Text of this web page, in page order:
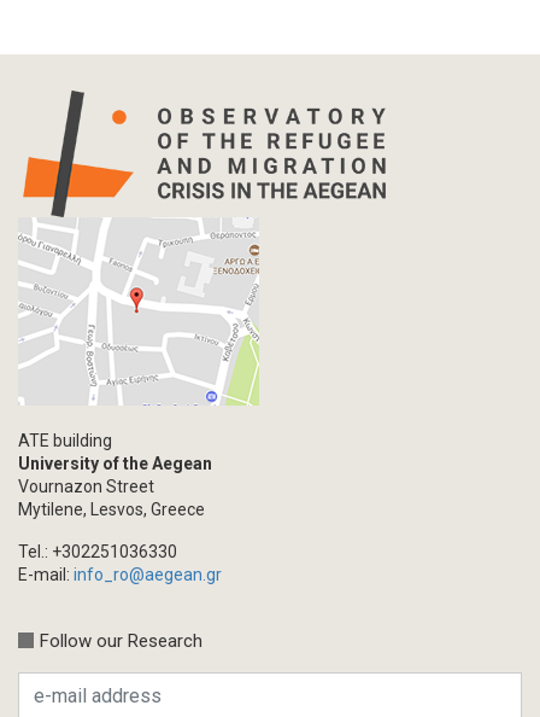
ATE building
University of the Aegean
Vournazon Street
Mytilene, Lesvos, Greece
Tel.: +302251036330
E-mail: info_ro@aegean.gr
Follow our Research